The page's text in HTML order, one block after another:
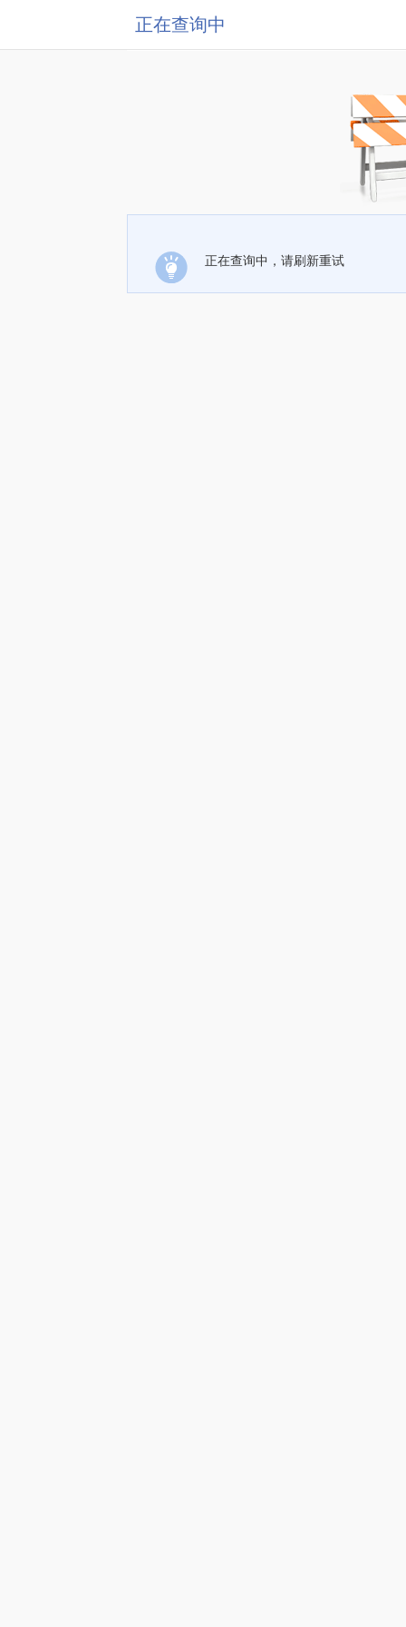
正在查询中
正在查询中，请刷新重试